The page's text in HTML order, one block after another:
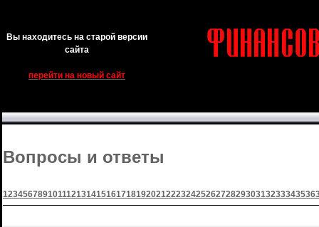
Вы находитесь на старой версии
сайта
перейти на новый сайт
Вопросы и ответы
123456789101112131415161718192021222324252627282930313233343536